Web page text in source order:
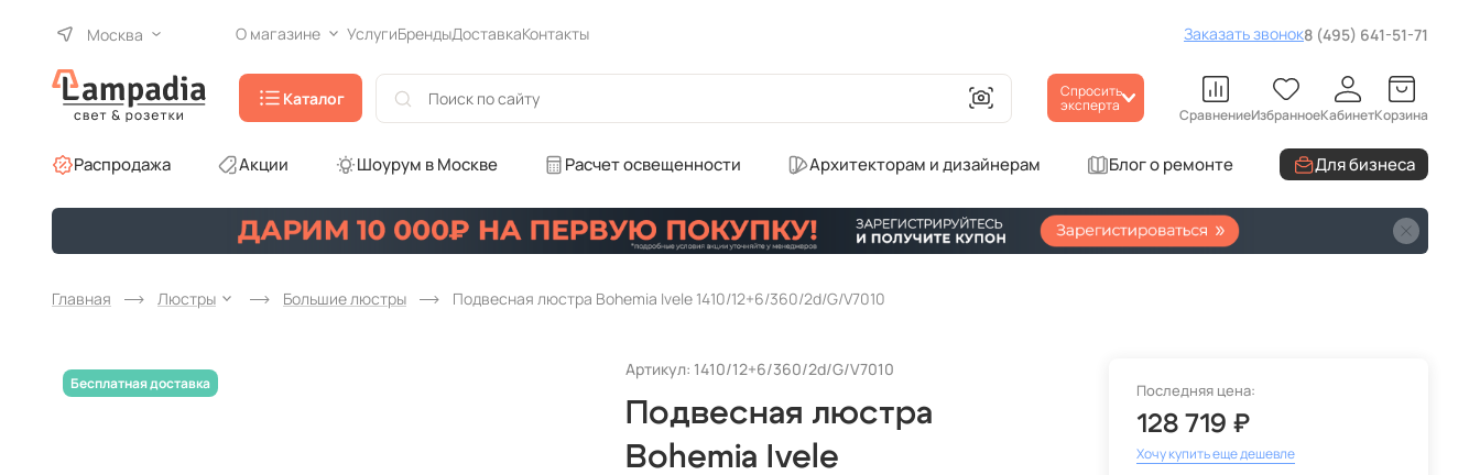
Москва О магазине УслугиБрендыДоставкаКонтакты Заказать звонок8 (495) 641-51-71
Каталог Спросить
эксперта СравнениеИзбранноеКабинетКорзина
Распродажа Акции Шоурум в Москве Расчет освещенности Архитекторам и дизайнерам Блог о ремонте Для бизнеса
Главная Люстры Большие люстры Подвесная люстра Bohemia Ivele 1410/12+6/360/2d/G/V7010
Артикул: 1410/12+6/360/2d/G/V7010
Подвесная люстра
Bohemia Ivele
Последняя цена:
128 719 ₽
Хочу купить еще дешевле